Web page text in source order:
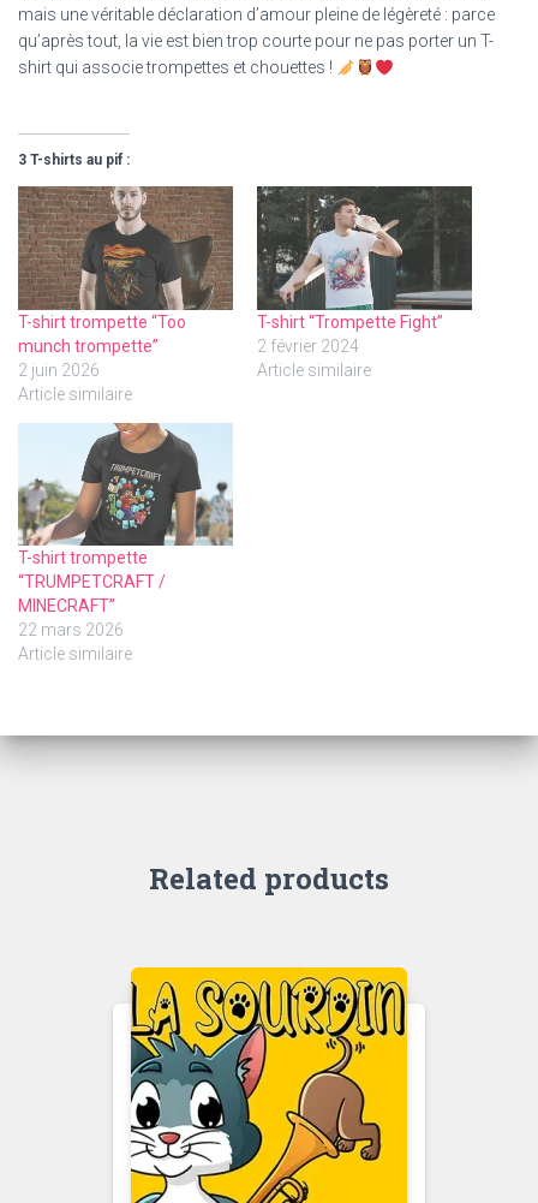
mais une véritable déclaration d’amour pleine de légèreté : parce
qu’après tout, la vie est bien trop courte pour ne pas porter un T-
shirt qui associe trompettes et chouettes !
3 T-shirts au pif :
T-shirt trompette “Too
munch trompette”
2 juin 2026
Article similaire
T-shirt “Trompette Fight”
2 février 2024
Article similaire
T-shirt trompette
“TRUMPETCRAFT /
MINECRAFT”
22 mars 2026
Article similaire
Related products